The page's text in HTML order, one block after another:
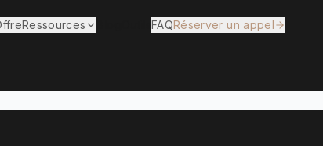
Ressources FAQRéserver un appel